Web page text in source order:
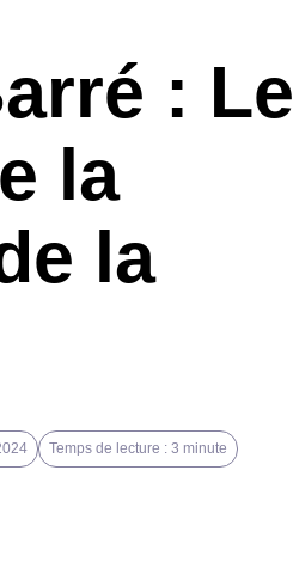
: Le
la
la
Temps de lecture : 3 minute